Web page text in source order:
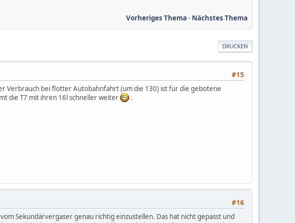
Vorheriges Thema - Nächstes Thema
DRUCKEN
#15
Verbrauch bei flotter Autobahnfahrt (um die 130) ist für die gebotene
die T7 mit ihren 16l schneller weiter
.
#16
Sekundärvergaser genau richtig einzustellen. Das hat nicht gepasst und